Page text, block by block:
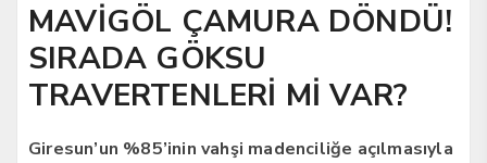
MAVİGÖL ÇAMURA DÖNDÜ!
SIRADA GÖKSU
TRAVERTENLERİ Mİ VAR?
Giresun’un %85’inin vahşi madenciliğe açılmasıyla